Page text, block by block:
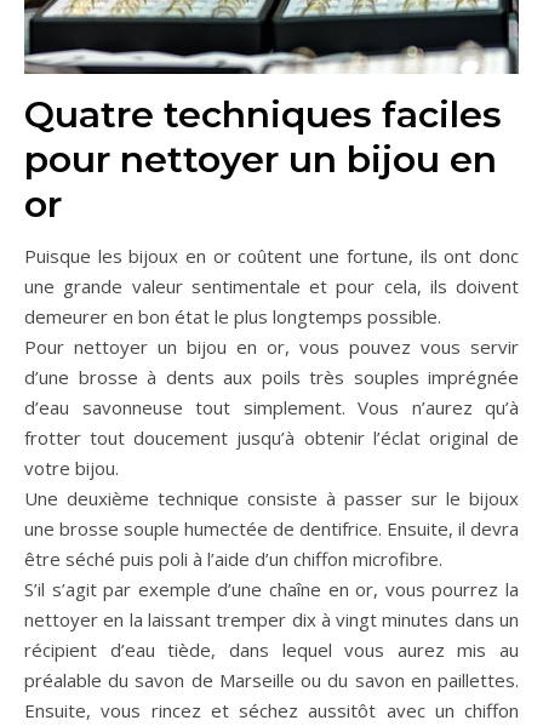
Quatre techniques faciles
pour nettoyer un bijou en
or
Puisque les bijoux en or coûtent une fortune, ils ont donc
une grande valeur sentimentale et pour cela, ils doivent
demeurer en bon état le plus longtemps possible.
Pour nettoyer un bijou en or, vous pouvez vous servir
d’une brosse à dents aux poils très souples imprégnée
d’eau savonneuse tout simplement. Vous n’aurez qu’à
frotter tout doucement jusqu’à obtenir l’éclat original de
votre bijou.
Une deuxième technique consiste à passer sur le bijoux
une brosse souple humectée de dentifrice. Ensuite, il devra
être séché puis poli à l’aide d’un chiffon microfibre.
S’il s’agit par exemple d’une chaîne en or, vous pourrez la
nettoyer en la laissant tremper dix à vingt minutes dans un
récipient d’eau tiède, dans lequel vous aurez mis au
préalable du savon de Marseille ou du savon en paillettes.
Ensuite, vous rincez et séchez aussitôt avec un chiffon